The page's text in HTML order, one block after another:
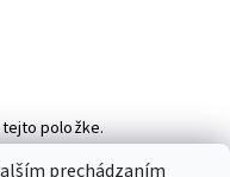
položke.
prechádzaním